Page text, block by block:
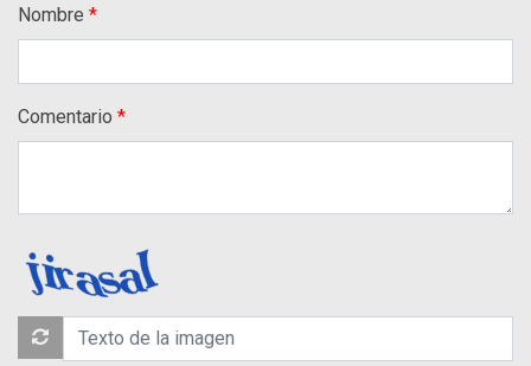
Nombre
Comentario